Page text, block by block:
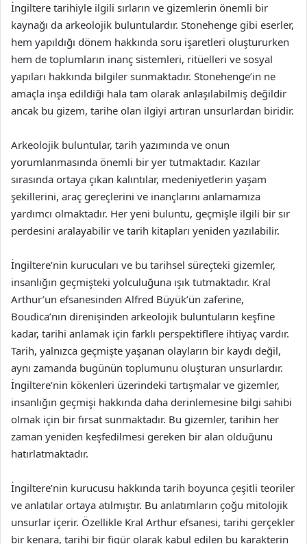
İngiltere tarihiyle ilgili sırların ve gizemlerin önemli bir
kaynağı da arkeolojik buluntulardır. Stonehenge gibi eserler,
hem yapıldığı dönem hakkında soru işaretleri oluştururken
hem de toplumların inanç sistemleri, ritüelleri ve sosyal
yapıları hakkında bilgiler sunmaktadır. Stonehenge’in ne
amaçla inşa edildiği hala tam olarak anlaşılabilmiş değildir
ancak bu gizem, tarihe olan ilgiyi artıran unsurlardan biridir.
Arkeolojik buluntular, tarih yazımında ve onun
yorumlanmasında önemli bir yer tutmaktadır. Kazılar
sırasında ortaya çıkan kalıntılar, medeniyetlerin yaşam
şekillerini, araç gereçlerini ve inançlarını anlamamıza
yardımcı olmaktadır. Her yeni buluntu, geçmişle ilgili bir sır
perdesini aralayabilir ve tarih kitapları yeniden yazılabilir.
İngiltere’nin kurucuları ve bu tarihsel süreçteki gizemler,
insanlığın geçmişteki yolculuğuna ışık tutmaktadır. Kral
Arthur’un efsanesinden Alfred Büyük’ün zaferine,
Boudica’nın direnişinden arkeolojik buluntuların keşfine
kadar, tarihi anlamak için farklı perspektiflere ihtiyaç vardır.
Tarih, yalnızca geçmişte yaşanan olayların bir kaydı değil,
aynı zamanda bugünün toplumunu oluşturan unsurlardır.
İngiltere’nin kökenleri üzerindeki tartışmalar ve gizemler,
insanlığın geçmişi hakkında daha derinlemesine bilgi sahibi
olmak için bir fırsat sunmaktadır. Bu gizemler, tarihin her
zaman yeniden keşfedilmesi gereken bir alan olduğunu
hatırlatmaktadır.
İngiltere’nin kurucusu hakkında tarih boyunca çeşitli teoriler
ve anlatılar ortaya atılmıştır. Bu anlatımların çoğu mitolojik
unsurlar içerir. Özellikle Kral Arthur efsanesi, tarihi gerçekler
bir kenara, tarihi bir figür olarak kabul edilen bu karakterin